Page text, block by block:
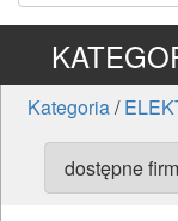
Kategoria/